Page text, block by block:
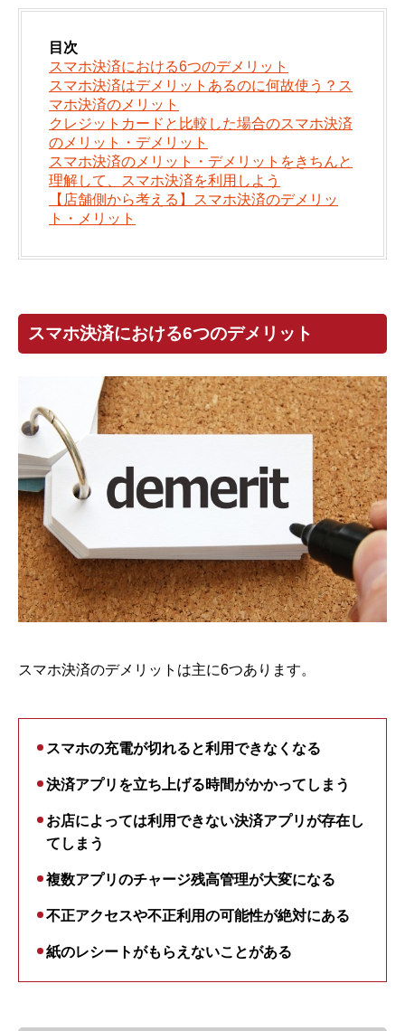
目次
スマホ決済における6つのデメリット
スマホ決済はデメリットあるのに何故使う？ス
マホ決済のメリット
クレジットカードと比較した場合のスマホ決済
のメリット・デメリット
スマホ決済のメリット・デメリットをきちんと
理解して、スマホ決済を利用しよう
【店舗側から考える】スマホ決済のデメリッ
ト・メリット
スマホ決済における6つのデメリット
スマホ決済のデメリットは主に6つあります。
スマホの充電が切れると利用できなくなる
決済アプリを立ち上げる時間がかかってしまう
お店によっては利用できない決済アプリが存在し
てしまう
複数アプリのチャージ残高管理が大変になる
不正アクセスや不正利用の可能性が絶対にある
紙のレシートがもらえないことがある